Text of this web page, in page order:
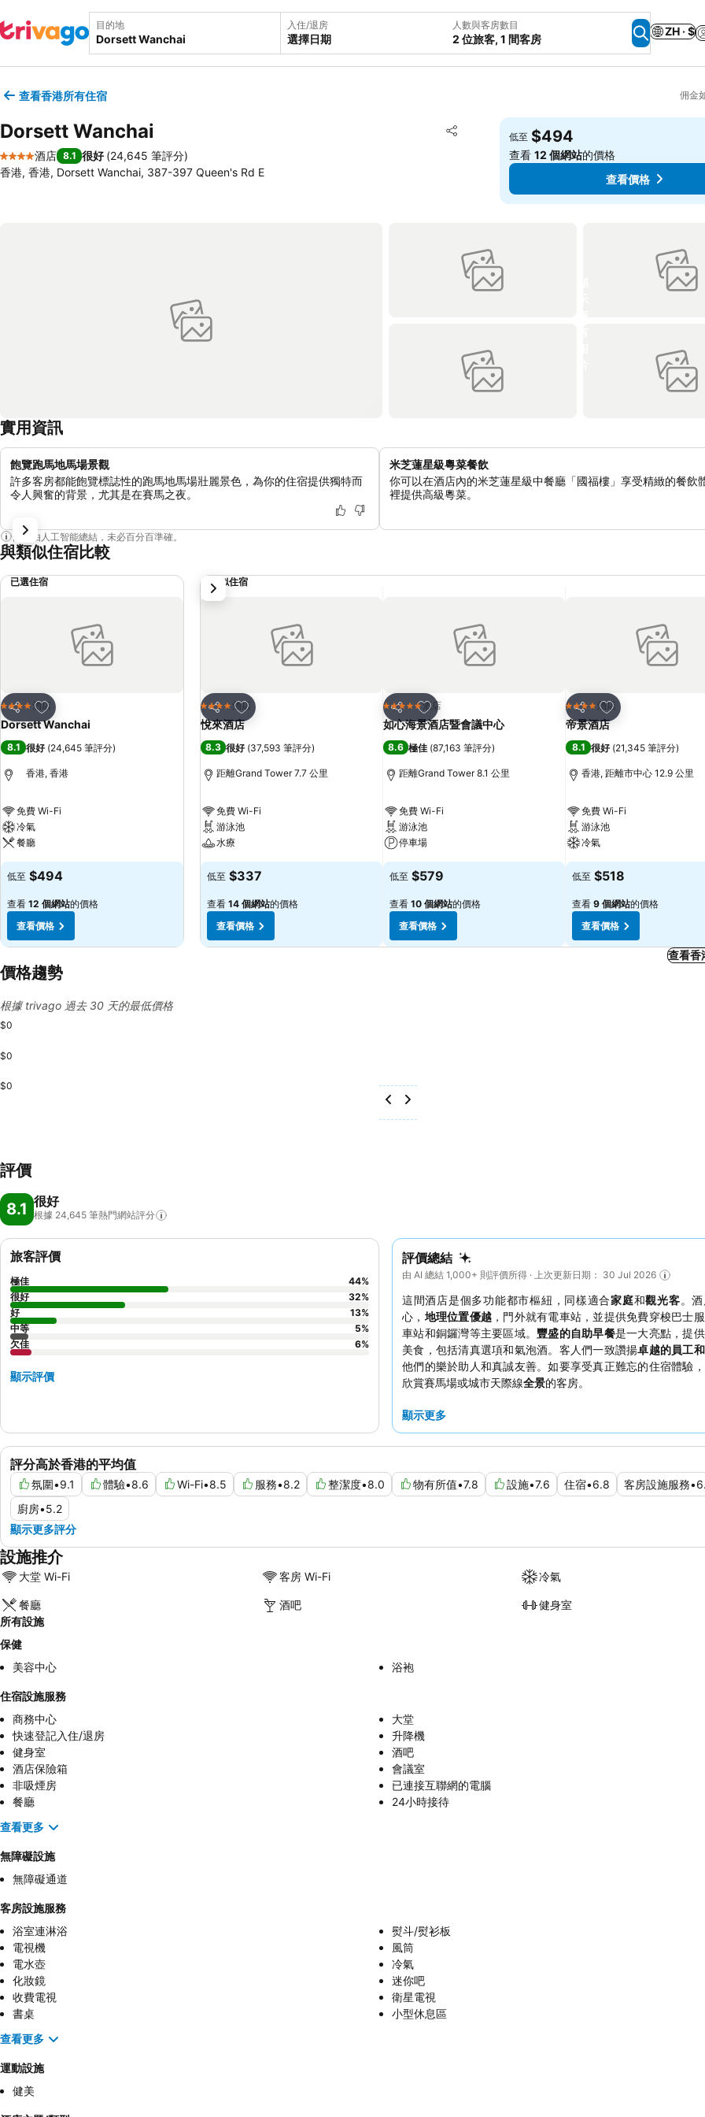
目的地 入住/退房
選擇日期
人數與客房數目
2 位旅客, 1 間客房
ZH · $
查看香港所有住宿 佣金
Dorsett Wanchai 分享
放到收藏夾
4 星級
酒店 8.1 很好 (24,645 筆評分)
香港, 香港, Dorsett Wanchai, 387-397 Queen's Rd E
低至 $494
查看12 個網站的價格
查看價格
實用資訊
飽覽跑馬地馬場景觀
許多客房都能飽覽標誌性的跑馬地馬場壯麗景色，為你的住宿提供獨特而
令人興奮的背景，尤其是在賽馬之夜。
米芝蓮星級粵菜餐飲
你可以在酒店內的米芝蓮星級中餐廳「國福樓」享受精緻的餐飲
裡提供高級粵菜。
內容由人工智能總結，未必百分百準確。
與類似住宿比較
已選住宿
分享
放到收藏夾
4 星級 酒店
Dorsett Wanchai
8.1 很好 (24,645 筆評分)
香港, 香港
免費 Wi-Fi
冷氣
餐廳
低至 $494
查看 12 個網站的價格
查看價格
類似住宿
分享
放到收藏夾
4 星級 酒店
悅來酒店
8.3 很好 (37,593 筆評分)
距離Grand Tower 7.7 公里
免費 Wi-Fi
游泳池
水療
低至 $337
查看 14 個網站的價格
查看價格
分享
放到收藏夾
5 星級 酒店
如心海景酒店暨會議中心
8.6 極佳 (87,163 筆評分)
距離Grand Tower 8.1 公里
免費 Wi-Fi
游泳池
停車場
低至 $579
查看 10 個網站的價格
查看價格
分享
放到收藏夾
4 星級 酒店
帝景酒店
8.1 很好 (21,345 筆評分)
香港, 距離市中心 12.9 公里
免費 Wi-Fi
游泳池
冷氣
低至 $518
查看 9 個網站的價格
查看價格
下一步
查看香
價格趨勢
根據 trivago 過去 30 天的最低價格
$0
$0
$0
評價
8.1 很好
根據 24,645 筆熱門網站評分
評價總結
由 AI 總結 1,000+ 則評價所得 · 上次更新日期： 30 Jul 2026
這間酒店是個多功能都市樞紐，同樣適合家庭和觀光客。
心， 地理位置優越 ，門外就有電車站，並提供免費穿梭巴士
車站和銅鑼灣等主要區域。 豐盛的自助早餐是一大亮點，提
美食，包括清真選項和氣泡酒。客人們一致讚揚卓越的員工
他們的樂於助人和真誠友善。如要享受真正難忘的住宿體驗
欣賞賽馬場或城市天際線全景的客房。
顯示更多
評分高於香港的平均值
氛圍•9.1 體驗•8.6 Wi-Fi•8.5 服務•8.2 整潔度•8.0 物有所值•7.8 設施•7.6 住宿•6.8 客房設施服務•
廚房•5.2
顯示更多評分
旅客評價
極佳 44%
很好
32%
好
13%
中等
5%
欠佳
6%
顯示評價
設施推介
大堂 Wi-Fi 客房 Wi-Fi 冷氣
餐廳 酒吧
健身室
所有設施
保健
美容中心
浴袍
住宿設施服務
商務中心
大堂
快速登記入住/退房
升降機
健身室
酒吧
酒店保險箱
會議室
非吸煙房
已連接互聯網的電腦
餐廳
24小時接待
查看更多
無障礙設施
無障礙通道
客房設施服務
浴室連淋浴
熨斗/熨衫板
電視機
風筒
電水壺
冷氣
化妝鏡
迷你吧
收費電視
衛星電視
書桌
小型休息區
查看更多
運動設施
健美